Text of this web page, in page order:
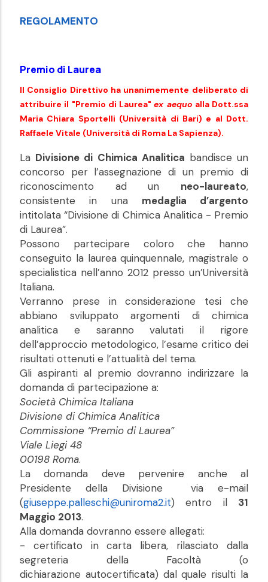
REGOLAMENTO
Premio di Laurea
Il Consiglio Direttivo ha unanimemente deliberato di
attribuire il "Premio di Laurea"ex aequo alla Dott.ssa
Maria Chiara Sportelli (Università di Bari) e al Dott.
Raffaele Vitale (Università di Roma La Sapienza).
La Divisione di Chimica Analitica bandisce un
concorso per l’assegnazione di un premio di
riconoscimento ad un neo-laureato,
consistente in una medaglia d’argento
intitolata “Divisione di Chimica Analitica - Premio
di Laurea”.
Possono partecipare coloro che hanno
conseguito la laurea quinquennale, magistrale o
specialistica nell’anno 2012 presso un’Università
Italiana.
Verranno prese in considerazione tesi che
abbiano sviluppato argomenti di chimica
analitica e saranno valutati il rigore
dell’approccio metodologico, l’esame critico dei
risultati ottenuti e l’attualità del tema.
Gli aspiranti al premio dovranno indirizzare la
domanda di partecipazione a:
Società Chimica Italiana
Divisione di Chimica Analitica
Commissione “Premio di Laurea”
Viale Liegi 48
00198 Roma.
La domanda deve pervenire anche al
Presidente della Divisione via e-mail
(giuseppe.palleschi@uniroma2.it) entro il 31
Maggio 2013.
Alla domanda dovranno essere allegati:
- certificato in carta libera, rilasciato dalla
segreteria della Facoltà (o
dichiarazione autocertificata) dal quale risulti la